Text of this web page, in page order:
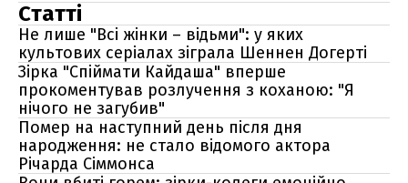
Статті
Не лише "Всі жінки – відьми": у яких
культових серіалах зіграла Шеннен Догерті
Зірка "Спіймати Кайдаша" вперше
прокоментував розлучення з коханою: "Я
нічого не загубив"
Помер на наступний день після дня
народження: не стало відомого актора
Річарда Сіммонса